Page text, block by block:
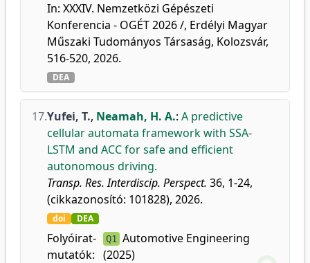
In: XXXIV. Nemzetközi Gépészeti
Konferencia - OGÉT 2026 /, Erdélyi Magyar
Műszaki Tudományos Társaság, Kolozsvár,
516-520, 2026.
DEA
17.Yufei, T., Neamah, H. A.: A predictive
cellular automata framework with SSA-
LSTM and ACC for safe and efficient
autonomous driving.
Transp. Res. Interdiscip. Perspect. 36, 1-24,
(cikkazonosító: 101828), 2026.
doi DEA
Folyóirat-
mutatók:
Q1 Automotive Engineering
(2025)